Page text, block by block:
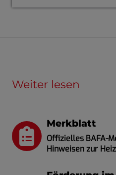
Weiter lesen
Merkblatt
Offizielles BAFA-
Hinweisen zur